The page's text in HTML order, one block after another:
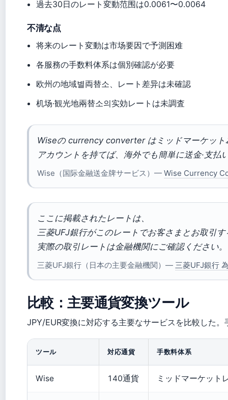
過去30日のレート変動范围は0.0061〜0.0064
不清な点
将来のレート変動は市场要因で予測困难
各服務の手数料体系は個別確認が必要
欧州の地域별両替소、レート差异は未確認
机场·観光地兩替소의实効レートは未調査
Wiseの currency converter はミッドマーケッ
アカウントを持てば、海外でも簡単に送金·支払
Wise（国际金融送金牌サービス）— Wise Currency
ここに掲載されたレートは、
三菱UFJ銀行がこのレートでお客さまとお取引
実際の取引レートは金融機関にご確認ください。
三菱UFJ銀行（日本の主要金融機関）— 三菱UFJ銀行
比較：主要通貨変換ツール
JPY/EUR変換に対応する主要なサービスを比較した
ツール 対応通貨 手数料体系
Wise 140通貨 ミッドマーケット